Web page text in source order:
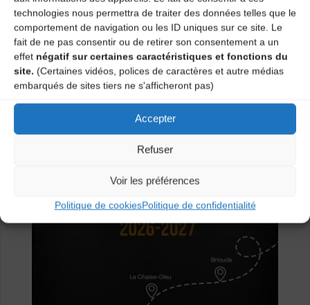
technologies nous permettra de traiter des données telles que le
comportement de navigation ou les ID uniques sur ce site. Le
fait de ne pas consentir ou de retirer son consentement a un
effet négatif sur certaines caractéristiques et fonctions du
site. (Certaines vidéos, polices de caractères et autre médias
embarqués de sites tiers ne s'afficheront pas)
Accepter
Refuser
Voir les préférences
Politique de cookiesPolitique de confidentialité
Vous trouverez l’appel à résidence iciou bien sur la
page Culture de la Ligue de l’enseignement de Haute-
Loire (www.fol43.org).
Date limite de dépôt : 4 juillet 2025 à 12h00
N’hésitez pas à nous contacter si besoin au 04 71 02
02 42 ouculture-fol43@fol43.fr